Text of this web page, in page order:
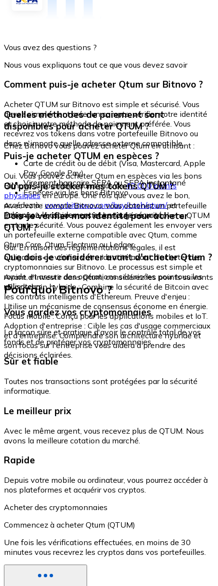
Vous avez des questions ?
Nous vous expliquons tout ce que vous devez savoir
Comment puis-je acheter Qtum sur Bitnovo ?
Acheter QTUM sur Bitnovo est simple et sécurisé. Vous
devez simplement créer un compte, vérifier votre identité
et choisir votre méthode de paiement préférée. Vous
recevrez vos tokens dans votre portefeuille Bitnovo ou
dans n'importe quelle adresse externe compatible.
Quelles méthodes de paiement sont
disponibles pour acheter QTUM ?
Chez Bitnovo vous pouvez acheter Qtum en utilisant :
Carte de crédit ou de débit (Visa, Mastercard, Apple
Pay, Google Pay)
Virement bancaire SEPA ou SEPA Instantané
Espèces via les bons Bitnovo
Puis-je acheter QTUM en espèces ?
Oui. Vous pouvez acheter Qtum en espèces via les bons
Bitnovo, disponibles dans plus de40 000 points
physiquesen Europe. Une fois que vous avez le bon,
accédez à : www.bitnovo.com/buy/cash/qtum/et
échangez-le rapidement et en toute sécurité.
Où puis-je stocker mes tokens QTUM ?
Avec votre compte Bitnovo, vous obtenez un portefeuille
intégré où vous pouvez stocker et gérer vos tokens QTUM
en toute sécurité. Vous pouvez également les envoyer vers
un portefeuille externe compatible avec Qtum, comme
Qtum Core, Qtum Electrum ou Ledger.
Dois-je vérifier mon identité pour acheter
QTUM ?
Oui. En raison des réglementations légales, il est
obligatoire de vérifier votre identité avant d'acheter des
cryptomonnaies sur Bitnovo. Le processus est simple et
rapide, et assure des opérations sécurisées pour tous les
utilisateurs.
Que dois-je considérer avant d'acheter Qtum ?
Avant d'investir dans Qtum, considérez les points suivants
: Blockchain hybride : Combine la sécurité de Bitcoin avec
les contrats intelligents d'Ethereum. Preuve d'enjeu :
Utilise un mécanisme de consensus économe en énergie.
Focus mobile : Conçu pour les applications mobiles et IoT.
Adoption d'entreprise : Cible les cas d'usage commerciaux
et d'entreprise. Comprendre son architecture hybride et
son focus sur l'entreprise vous aidera à prendre des
décisions éclairées.
Pourquoi Bitnovo ?
Vous gardez vos cryptomonnaies
La façon sûre et pratique d'avoir le contrôle total de vos
fonds et de protéger vos cryptomonnaies.
Sûr et fiable
Toutes nos transactions sont protégées par la sécurité
informatique.
Le meilleur prix
Avec le même argent, vous recevez plus de QTUM. Nous
avons la meilleure cotation du marché.
Rapide
Depuis votre mobile ou ordinateur, vous pourrez accéder à
nos plateformes et acquérir vos cryptos.
Acheter des cryptomonnaies
Commencez à acheter Qtum (QTUM)
Une fois les vérifications effectuées, en moins de 30
minutes vous recevrez les cryptos dans vos portefeuilles.